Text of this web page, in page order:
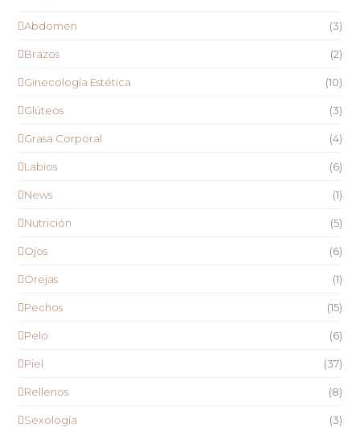
Abdomen (3)
Brazos (2)
Ginecología Estética (10)
Glúteos (3)
Grasa Corporal (4)
Labios (6)
News (1)
Nutrición (5)
Ojos (6)
Orejas (1)
Pechos (15)
Pelo (6)
Piel (37)
Rellenos (8)
Sexología (3)